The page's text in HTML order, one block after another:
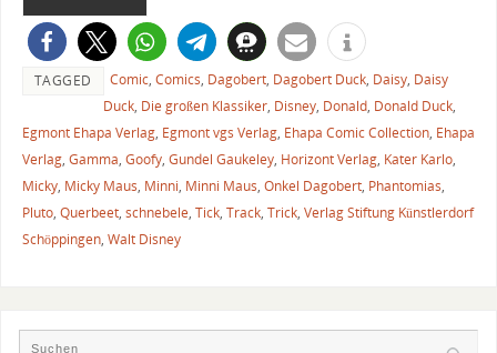
TAGGED Comic, Comics, Dagobert, Dagobert Duck, Daisy, Daisy
Duck, Die großen Klassiker, Disney, Donald, Donald Duck,
Egmont Ehapa Verlag, Egmont vgs Verlag, Ehapa Comic Collection, Ehapa
Verlag, Gamma, Goofy, Gundel Gaukeley, Horizont Verlag, Kater Karlo,
Micky, Micky Maus, Minni, Minni Maus, Onkel Dagobert, Phantomias,
Pluto, Querbeet, schnebele, Tick, Track, Trick, Verlag Stiftung Künstlerdorf
Schöppingen, Walt Disney